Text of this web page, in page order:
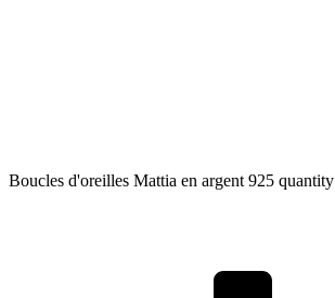
Boucles d'oreilles Mattia en argent 925 quantity